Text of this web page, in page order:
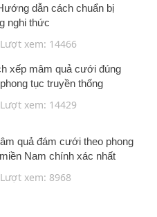
dẫn cách chuẩn bị
nghi thức
Lượt xem: 14466
xếp mâm quả cưới đúng
tục truyền thống
Lượt xem: 14429
quả đám cưới theo phong
Nam chính xác nhất
Lượt xem: 8968